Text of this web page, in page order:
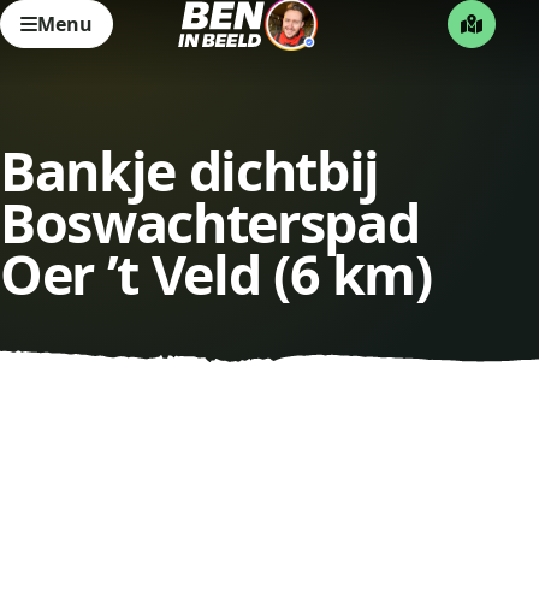
Menu
Bankje dichtbij
Boswachterspad
Oer ’t Veld (6 km)